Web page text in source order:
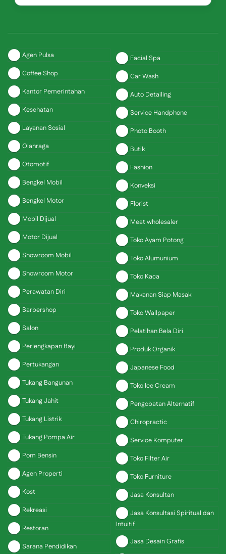
Agen Pulsa
Coffee Shop
Kantor Pemerintahan
Kesehatan
Layanan Sosial
Olahraga
Otomotif
Bengkel Mobil
Bengkel Motor
Mobil Dijual
Motor Dijual
Showroom Mobil
Showroom Motor
Perawatan Diri
Barbershop
Salon
Perlengkapan Bayi
Pertukangan
Tukang Bangunan
Tukang Jahit
Tukang Listrik
Tukang Pompa Air
Pom Bensin
Agen Properti
Kost
Rekreasi
Restoran
Sarana Pendidikan
Facial Spa
Car Wash
Auto Detailing
Service Handphone
Photo Booth
Butik
Fashion
Konveksi
Florist
Meat wholesaler
Toko Ayam Potong
Toko Alumunium
Toko Kaca
Makanan Siap Masak
Toko Wallpaper
Pelatihan Bela Diri
Produk Organik
Japanese Food
Toko Ice Cream
Pengobatan Alternatif
Chiropractic
Service Komputer
Toko Filter Air
Toko Furniture
Jasa Konsultan
Jasa Konsultasi Spiritual dan
Intuitif
Jasa Desain Grafis